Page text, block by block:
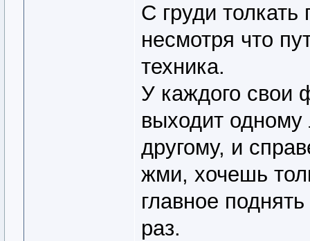
С груди
несмотря что
техника.
У каждого свои
выходит одному
другому, и
жми, хочешь
главное
раз.